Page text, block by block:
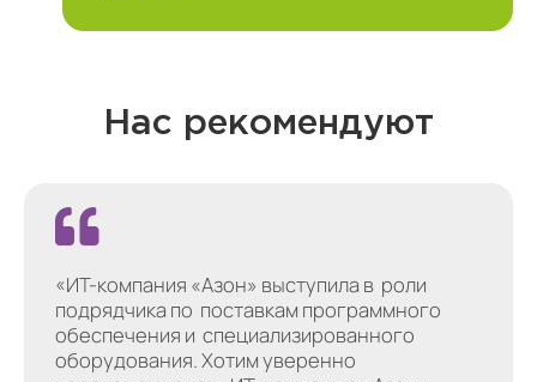
Нас рекомендуют
«ИТ-компания «Азон» выступила в роли
подрядчика по поставкам программного
обеспечения и специализированного
оборудования. Хотим уверенно